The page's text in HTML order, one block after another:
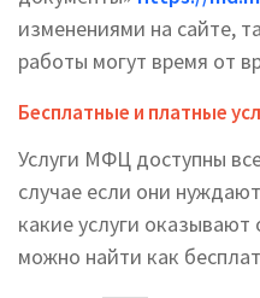
изменениями на сайте,
работы могут время от
Бесплатные и платные
Услуги МФЦ доступны
случае если они
какие услуги
можно найти как